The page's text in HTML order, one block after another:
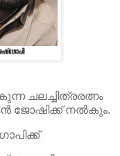
ചലച്ചിത്രരത്നം
ജോഷിക്ക് നല്‍കും.